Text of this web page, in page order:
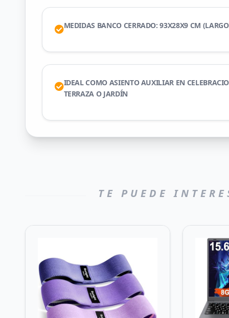
MEDIDAS BANCO CERRADO: 93X28X9 CM
IDEAL COMO ASIENTO AUXILIAR EN
TERRAZA O JARDÍN
TE PUEDE